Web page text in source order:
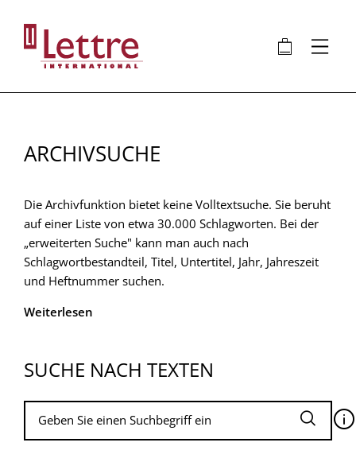
Inhalt
🛍 ⋮
ARCHIVSUCHE
Die Archivfunktion bietet keine Volltextsuche. Sie beruht
auf einer Liste von etwa 30.000 Schlagworten. Bei der
„erweiterten Suche" kann man auch nach
Schlagwortbestandteil, Titel, Untertitel, Jahr, Jahreszeit
und Heftnummer suchen.
Weiterlesen
SUCHE NACH TEXTEN
🛈